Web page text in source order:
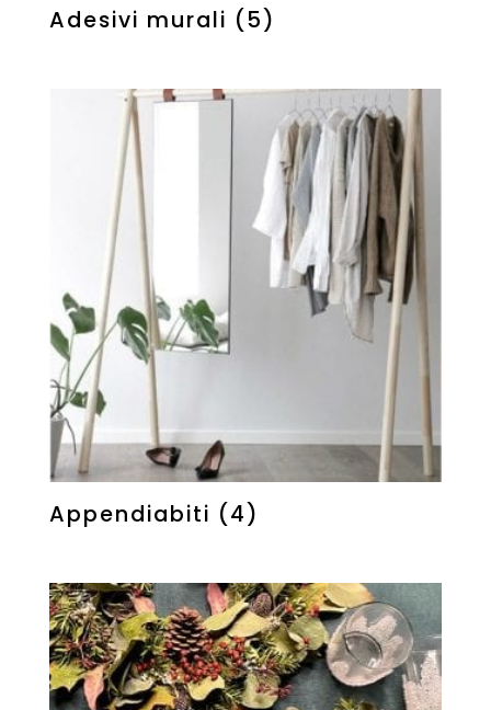
Adesivi murali (5)
Appendiabiti (4)